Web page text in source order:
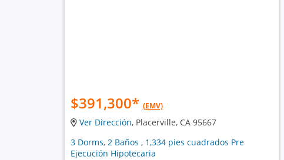
$391,300* (EMV)
Ver Dirección, Placerville, CA 95667
3 Dorms, 2 Baños , 1,334 pies cuadrados Pre
Ejecución Hipotecaria